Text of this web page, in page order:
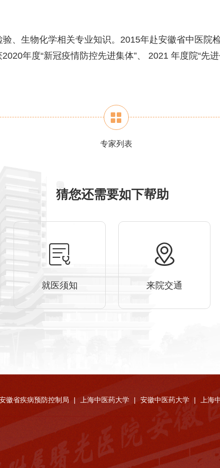
生物化学相关专业知识。2015年赴安徽省中医院
年度“新冠疫情防控先进集体”、 2021 年度院“先进
专家列表
猜您还需要如下帮助
就医须知 来院交通
徽省疾病预防控制局 | 上海中医药大学 | 安徽中医药大学 | 上海